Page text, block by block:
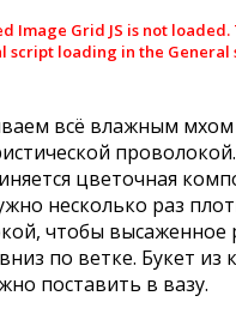
Image Grid JS is not
script loading in the General
всё влажным мхом
цветочная
несколько раз
чтобы высаженное
по ветке. Букет из
поставить в вазу.